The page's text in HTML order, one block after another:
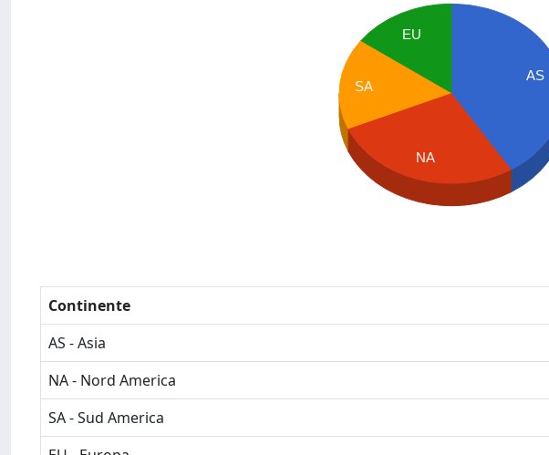
AS
EU
SA
NA
Continente
AS - Asia
NA - Nord America
SA - Sud America